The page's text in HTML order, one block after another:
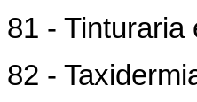
81 - Tinturaria
82 -